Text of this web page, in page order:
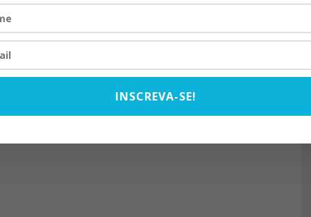
RAND BARTENDER: DE
VISTA PARA O MUNDO
INSCREVA-SE!